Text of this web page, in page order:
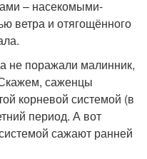
– насекомыми-
ветра и отягощённого
не поражали малинник,
саженцы
корневой системой (в
период. А вот
сажают ранней